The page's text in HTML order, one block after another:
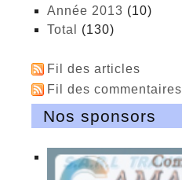
année 2013 (10)
total (130)
Fil des articles
Fil des commentaires
Nos sponsors